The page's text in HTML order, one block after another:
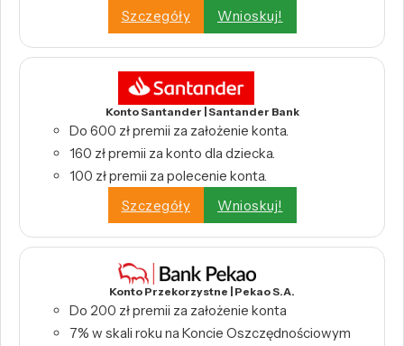
Szczegóły
Wnioskuj!
Konto Santander | Santander Bank
Do 600 zł premii za założenie konta.
160 zł premii za konto dla dziecka.
100 zł premii za polecenie konta.
Szczegóły
Wnioskuj!
Konto Przekorzystne | Pekao S.A.
Do 200 zł premii za założenie konta
7% w skali roku na Koncie Oszczędnościowym